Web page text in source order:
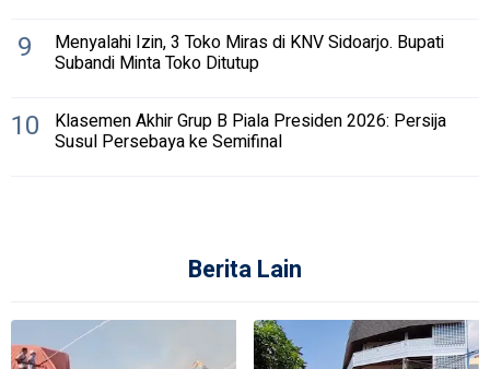
9 Menyalahi Izin, 3 Toko Miras di KNV Sidoarjo. Bupati
Subandi Minta Toko Ditutup
10 Klasemen Akhir Grup B Piala Presiden 2026: Persija
Susul Persebaya ke Semifinal
Berita Lain